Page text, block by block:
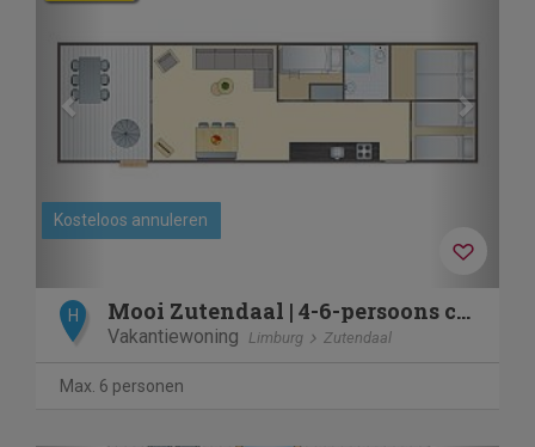
Kosteloos annuleren
H Mooi Zutendaal | 4-6-persoons chalet | 4-6B1
Vakantiewoning Limburg Zutendaal
Max. 6 personen